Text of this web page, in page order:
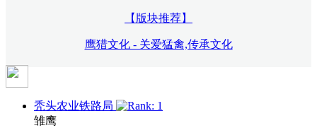
【版块推荐】
鹰猎文化 - 关爱猛禽,传承文化
秃头农业铁路局
雏鹰